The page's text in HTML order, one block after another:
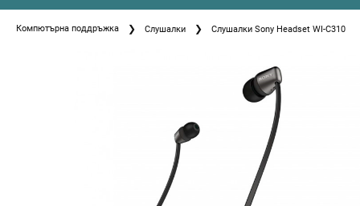
Компютърна поддръжка Слушалки Слушалки Sony Headset WI-C310